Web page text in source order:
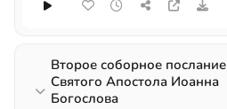
Второе соборное послание
Святого Апостола Иоанна
Богослова